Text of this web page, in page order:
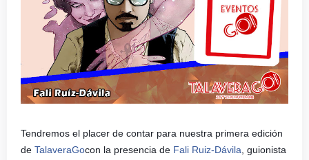
Tendremos el placer de contar para nuestra primera edición
de TalaveraGocon la presencia de Fali Ruiz-Dávila, guionista